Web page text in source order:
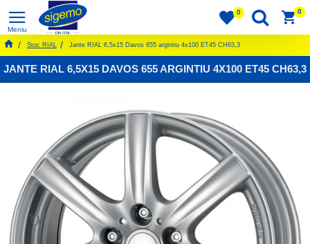
0 0
Stoc RIAL Jante RIAL 6,5x15 Davos 655 argintiu 4x100 ET45 CH63,3
JANTE RIAL 6,5X15 DAVOS 655 ARGINTIU 4X100 ET45 CH63,3